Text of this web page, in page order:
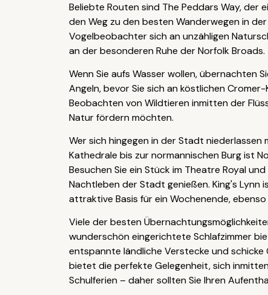
Beliebte Routen sind The Peddars Way, der
den Weg zu den besten Wanderwegen in
Vogelbeobachter sich an unzähligen
an der besonderen Ruhe der Norfolk Broads.
Wenn Sie aufs Wasser wollen, übernachten
Angeln, bevor Sie sich an köstlichen
Beobachten von Wildtieren inmitten der
Natur fördern möchten.
Wer sich hingegen in der Stadt niederlassen
Kathedrale bis zur normannischen Burg ist
Besuchen Sie ein Stück im Theatre Royal
Nachtleben der Stadt genießen. King's
attraktive Basis für ein Wochenende,
Viele der besten
wunderschön eingerichtete Schlafzimmer
entspannte ländliche Verstecke und schicke
bietet die perfekte Gelegenheit, sich
Schulferien – daher sollten Sie Ihren